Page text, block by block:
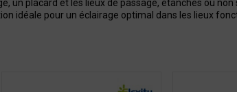
un placard et les lieux de passage, étanches ou
idéale pour un éclairage optimal dans les lieux